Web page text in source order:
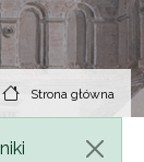
Strona główna